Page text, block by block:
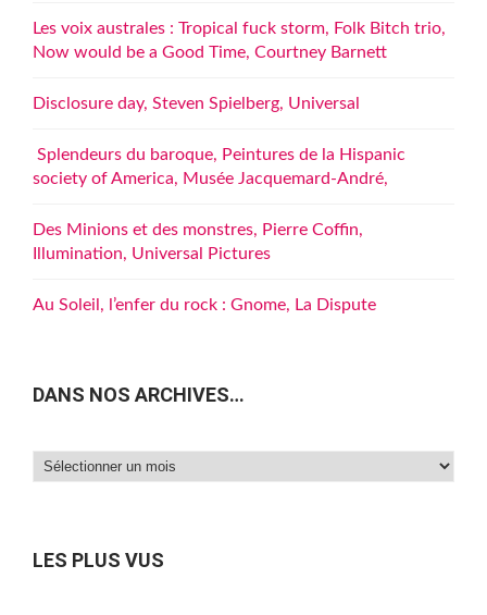
Les voix australes : Tropical fuck storm, Folk Bitch trio,
Now would be a Good Time, Courtney Barnett
Disclosure day, Steven Spielberg, Universal
Splendeurs du baroque, Peintures de la Hispanic
society of America, Musée Jacquemard-André,
Des Minions et des monstres, Pierre Coffin,
Illumination, Universal Pictures
Au Soleil, l’enfer du rock : Gnome, La Dispute
DANS NOS ARCHIVES…
Dans
LES PLUS VUS